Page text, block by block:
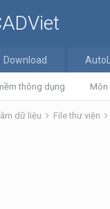
thông dụng Môn
Download
dữ liệu File thư viện